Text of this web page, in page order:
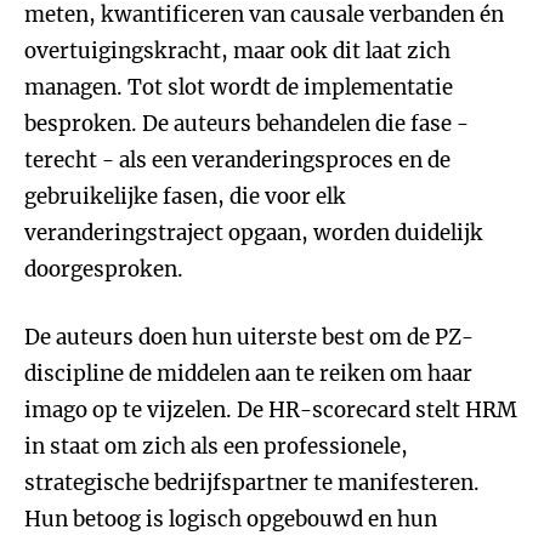
meten, kwantificeren van causale verbanden én
overtuigingskracht, maar ook dit laat zich
managen. Tot slot wordt de implementatie
besproken. De auteurs behandelen die fase -
terecht - als een veranderingsproces en de
gebruikelijke fasen, die voor elk
veranderingstraject opgaan, worden duidelijk
doorgesproken.
De auteurs doen hun uiterste best om de PZ-
discipline de middelen aan te reiken om haar
imago op te vijzelen. De HR-scorecard stelt HRM
in staat om zich als een professionele,
strategische bedrijfspartner te manifesteren.
Hun betoog is logisch opgebouwd en hun